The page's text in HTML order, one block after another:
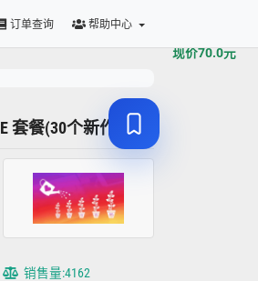
订单查询 帮助中心
现价70.0元
套餐(30个新作品)
销售量:4162